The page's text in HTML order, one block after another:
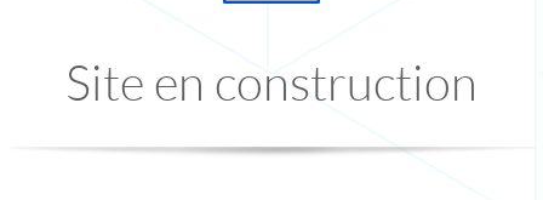
Site en construction